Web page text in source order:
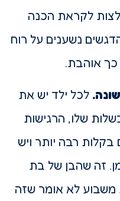
לקראת הכנה
נשענים על רוח
כך אוהבת.
לכל ילד יש את
שלו, הרגישות
בקלות רבה יותר ויש
זה שהבן של בת
משבוע לא אומר שזה